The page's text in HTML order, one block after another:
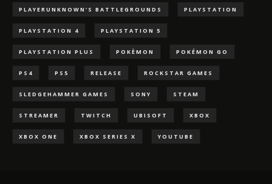
PLAYERUNKNOWN'S BATTLEGROUNDS PLAYSTATION
PLAYSTATION 4 PLAYSTATION 5
PLAYSTATION PLUS POKÈMON POKÉMON GO
PS4 PS5 RELEASE ROCKSTAR GAMES
SLEDGEHAMMER GAMES SONY STEAM
STREAMER TWITCH UBISOFT XBOX
XBOX ONE XBOX SERIES X YOUTUBE